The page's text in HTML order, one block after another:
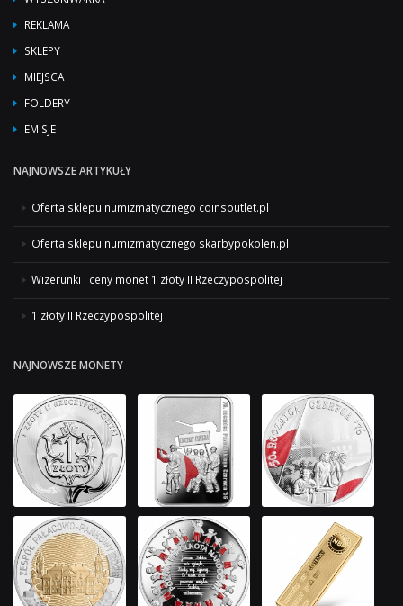
REKLAMA
SKLEPY
MIEJSCA
FOLDERY
EMISJE
NAJNOWSZE ARTYKUŁY
Oferta sklepu numizmatycznego coinsoutlet.pl
Oferta sklepu numizmatycznego skarbypokolen.pl
Wizerunki i ceny monet 1 złoty II Rzeczypospolitej
1 złoty II Rzeczypospolitej
NAJNOWSZE MONETY